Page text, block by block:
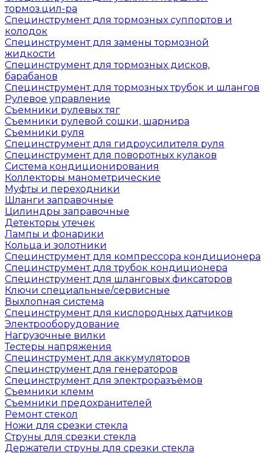
тормоз.цил-ра
Специнструмент для тормозных суппортов и
колодок
Специнструмент для замены тормозной
жидкости
Специнструмент для тормозных дисков,
барабанов
Специнструмент для тормозных трубок и шлангов
Рулевое управление
Съемники рулевых тяг
Съемники рулевой сошки, шарнира
Съемники руля
Специнструмент для гидроусилителя руля
Специнструмент для поворотных кулаков
Система кондиционирования
Коллекторы манометрические
Муфты и переходники
Шланги заправочные
Цилиндры заправочные
Детекторы утечек
Лампы и фонарики
Кольца и золотники
Специнструмент для компрессора кондиционера
Специнструмент для трубок кондиционера
Специнструмент для шланговых фиксаторов
Ключи специальные/сервисные
Выхлопная система
Специнструмент для кислородных датчиков
Электрооборудование
Нагрузочные вилки
Тестеры напряжения
Специнструмент для аккумуляторов
Специнструмент для генераторов
Специнструмент для электроразъёмов
Съемники клемм
Съемники предохранителей
Ремонт стекол
Ножи для срезки стекла
Струны для срезки стекла
Держатели струны для срезки стекла